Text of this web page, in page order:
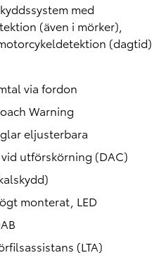
med
(även i mörker),
(dagtid)
via fordon
Warning
eljusterbara
utförskörning (DAC)
monterat, LED
(LTA)